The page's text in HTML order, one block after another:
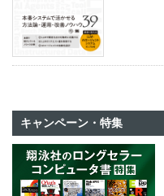
キャンペーン・特集